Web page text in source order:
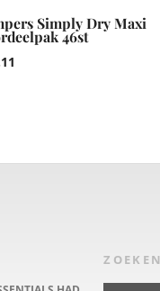
Simply Dry Maxi
46st
ZOEKEN